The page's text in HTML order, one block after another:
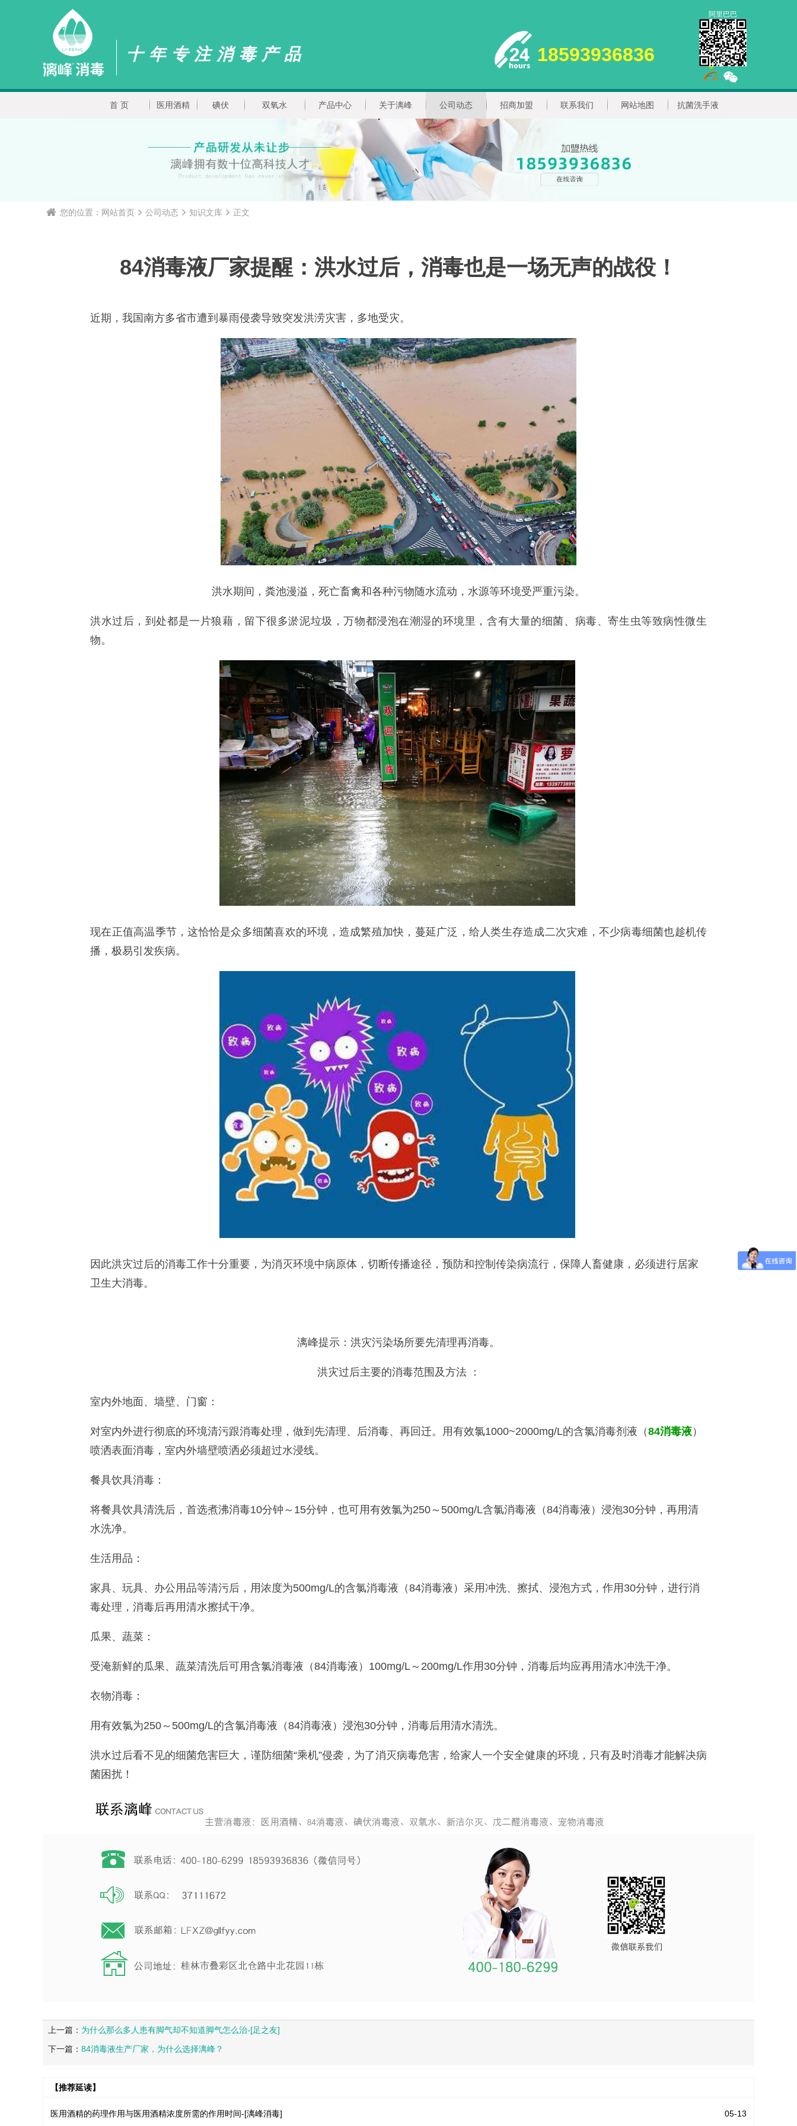
阿里巴巴
18593936836
十年专注消毒产品
首 页 医用酒精 碘伏 双氧水 产品中心 关于漓峰 公司动态 招商加盟 联系我们 网站地图 抗菌洗手液
您的位置： 网站首页 公司动态 知识文库 正文
84消毒液厂家提醒：洪水过后，消毒也是一场无声的战役！
近期，我国南方多省市遭到暴雨侵袭导致突发洪涝灾害，多地受灾。
洪水期间，粪池漫溢，死亡畜禽和各种污物随水流动，水源等环境受严重污染。
洪水过后，到处都是一片狼藉，留下很多淤泥垃圾，万物都浸泡在潮湿的环境里，含有大量的细菌、病毒、寄生虫等致病性微生
物。
现在正值高温季节，这恰恰是众多细菌喜欢的环境，造成繁殖加快，蔓延广泛，给人类生存造成二次灾难，不少病毒细菌也趁机传
播，极易引发疾病。
因此洪灾过后的消毒工作十分重要，为消灭环境中病原体，切断传播途径，预防和控制传染病流行，保障人畜健康，必须进行居家
卫生大消毒。
漓峰提示： 洪灾污染场所要先清理再消毒。
洪灾过后主要的消毒范围及方法 ：
室内外地面、墙壁、门窗：
对室内外进行彻底的环境清污跟消毒处理 ， 做到先清理、后消毒、再回迁。 用有效氯1000~2000mg/L的含氯消毒剂 液（84消毒液）
喷洒表面消毒，室内外墙壁喷洒必须超过水浸线。
餐具饮具消毒：
将餐具饮具清洗后，首选煮沸消毒10分钟～15分钟，也可用有效氯为250～500mg/L含氯消毒液 （84消毒液） 浸泡30分钟，再用清
水洗净。
生活用品：
家具、玩具、办公用品等清污后，用浓度为500mg/L的含氯消毒液 （84消毒液） 采用冲洗、擦拭、浸泡方式，作用 30分钟，进行消
毒处理，消毒后再用清水擦拭干净。
瓜果、蔬菜：
受淹新鲜的瓜果、蔬菜清洗后可用含氯消毒液 （84消毒液） 100mg/L～200mg/L作用30分钟，消毒后均应再用清水冲洗干净。
衣物消毒：
用有效氯为250～500mg/L的含氯消毒液 （84消毒液） 浸泡30分钟，消毒后用清水清洗。
洪水过后看不见的细菌危害巨大，谨防细菌“乘机”侵袭，为了消灭病毒危害，给家人一个安全健康的环境，只有及时消毒才能解决病
菌困扰！
上一篇： 为什么那么多人患有脚气却不知道脚气怎么治-[足之友]
下一篇： 84消毒液生产厂家，为什么选择漓峰？
【推荐延读】
05-13
医用酒精的药理作用与医用酒精浓度所需的作用时间-[漓峰消毒]